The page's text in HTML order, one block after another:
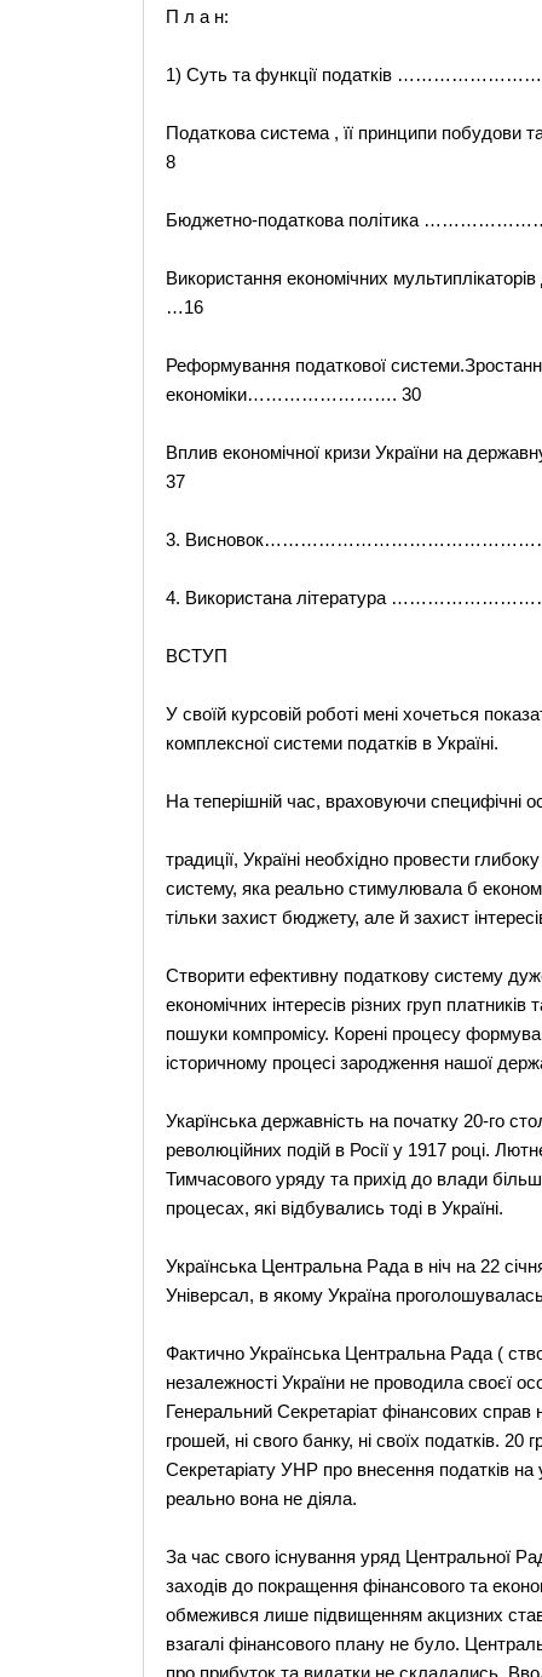
П л а н:
1) Суть та функції податків
Податкова система , її принципи
8
Бюджетно-податкова політика
Використання економічних
…16
Реформування податкової
економіки……………………. 30
Вплив економічної кризи України
37
3.
4. Використана література
ВСТУП
У своїй курсовій роботі мені хочеться
комплексної системи податків в Україні.
На теперішній час, враховуючи специфічні
традиції, Україні необхідно провести
систему, яка реально стимулювала б
тільки захист бюджету, але й захист
Створити ефективну податкову систему
економічних інтересів різних груп
пошуки компромісу. Корені процесу
історичному процесі зародження нашої
Укарїнська державність на початку 20-го
революційних подій в Росії у 1917 році.
Тимчасового уряду та прихід до влади
процесах, які відбувались тоді в Україні.
Українська Центральна Рада в ніч на 22
Універсал, в якому Україна
Фактично Українська Центральна Рада (
незалежності України не проводила своєї
Генеральний Секретаріат фінансових справ
грошей, ні свого банку, ні своїх податків.
Секретаріату УНР про внесення податків
реально вона не діяла.
За час свого існування уряд Центральної
заходів до покращення фінансового та
обмежився лише підвищенням акцизних
взагалі фінансового плану не було.
про прибуток та видатки не складались.